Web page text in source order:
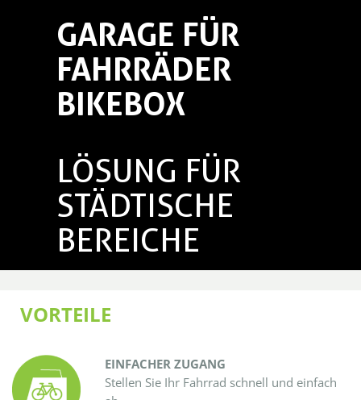
GARAGE FÜR
FAHRRÄDER
BIKEBOX
LÖSUNG FÜR
STÄDTISCHE
BEREICHE
VORTEILE
EINFACHER ZUGANG
Stellen Sie Ihr Fahrrad schnell und einfach